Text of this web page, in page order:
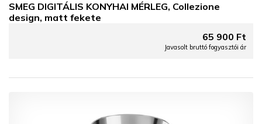
SMEG DIGITÁLIS KONYHAI MÉRLEG, Collezione
design, matt fekete
65 900 Ft
Javasolt bruttó fogyasztói ár